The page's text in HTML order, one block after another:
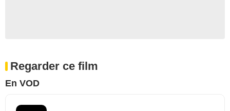
Regarder ce film
En VOD